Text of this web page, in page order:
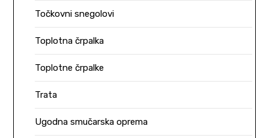
Točkovni snegolovi
Toplotna črpalka
Toplotne črpalke
Trata
Ugodna smučarska oprema